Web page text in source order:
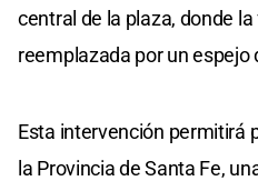
central de la plaza, donde
reemplazada por un espejo
Esta intervención permitirá
la Provincia de Santa Fe,